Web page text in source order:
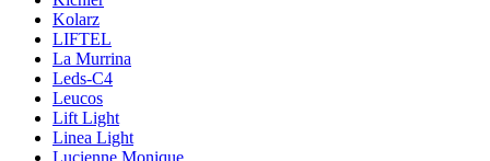
Kolarz
LIFTEL
La Murrina
Leds-C4
Leucos
Lift Light
Linea Light
Lucienne Monique